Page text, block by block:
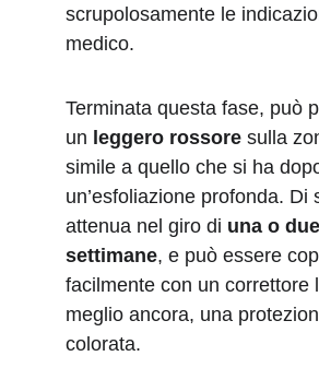
scrupolosamente le
medico.
Terminata questa fase, può
un leggero rossore sulla
simile a quello che si ha
un’esfoliazione profonda. Di
attenua nel giro di una o due
settimane, e può essere
facilmente con un correttore
meglio ancora, una
colorata.